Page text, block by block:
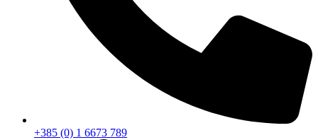
+385 (0) 1 6673 789